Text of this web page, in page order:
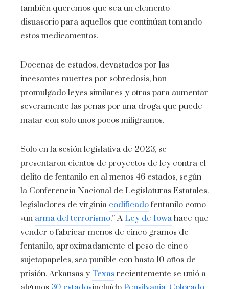
también queremos que sea un elemento
disuasorio para aquellos que continúan tomando
estos medicamentos.
Docenas de estados, devastados por las
incesantes muertes por sobredosis, han
promulgado leyes similares y otras para aumentar
severamente las penas por una droga que puede
matar con solo unos pocos miligramos.
Solo en la sesión legislativa de 2023, se
presentaron cientos de proyectos de ley contra el
delito de fentanilo en al menos 46 estados, según
la Conferencia Nacional de Legislaturas Estatales.
legisladores de virginia codificado fentanilo como
«un arma del terrorismo.” A Ley de Iowa hace que
vender o fabricar menos de cinco gramos de
fentanilo, aproximadamente el peso de cinco
sujetapapeles, sea punible con hasta 10 años de
prisión. Arkansas y Texas recientemente se unió a